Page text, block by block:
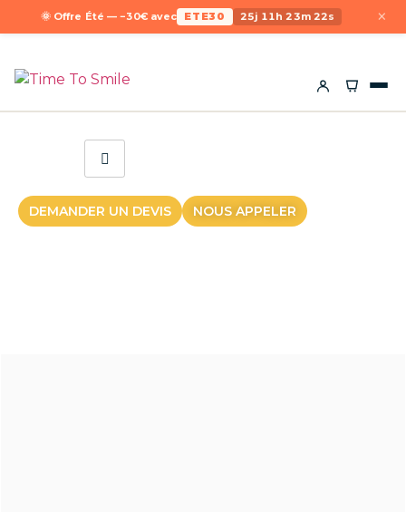
🌞 Offre Été — −30€ avec ETE30 25j 11h 23m 22s ×
DEMANDER UN DEVIS NOUS APPELER